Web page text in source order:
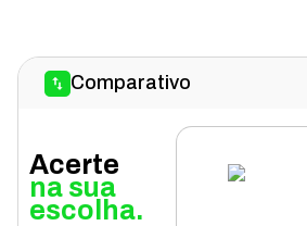
Comparativo
Acerte
na sua
escolha.